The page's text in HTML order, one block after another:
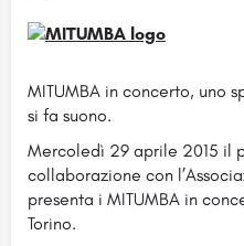
MITUMBA in concerto, uno
si fa suono.
Mercoledì 29 aprile 2015 il
collaborazione con
presenta i MITUMBA in
Torino.